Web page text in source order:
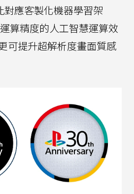
對應客製化機器學習架
算精度的人工智慧運算效
可提升超解析度畫面質感